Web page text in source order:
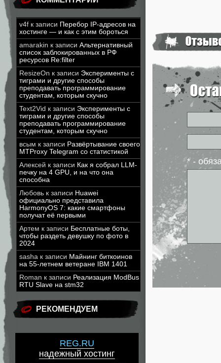
v4f к записи Перебор IP-адресов на
хостинге — и как с этим бороться
amarakin к записи Альтернативный
список заблокированных в РФ
ресурсов Re:filter
ResizeOn к записи Эксперименты с
тиграми и другие способы
преподавать программирование
студентам, которым скучно
Text2Vid к записи Эксперименты с
тиграми и другие способы
преподавать программирование
студентам, которым скучно
всым к записи Развёртывание своего
MTProxy Telegram со статистикой
Алексей к записи Как я собрал LLM-
печку на 4 GPU, и на что она
способна
Любовь к записи Huawei
официально представила
HarmonyOS 7: какие смартфоны
получат её первыми
Артем к записи Бесплатные боты,
чтобы раздеть девушку по фото в
2024
sasha к записи Майнинг биткоинов
на 55-летнем ветеране IBM 1401
Roman к записи Реализация ModBus
RTU Slave на stm32
РЕКОМЕНДУЕМ
REG.RU
надежный хостинг
* -